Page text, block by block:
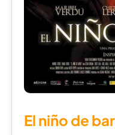
El niño de